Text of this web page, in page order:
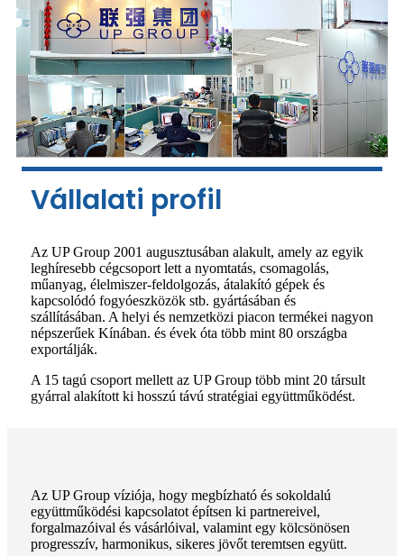
Vállalati profil
Az UP Group 2001 augusztusában alakult, amely az egyik
leghíresebb cégcsoport lett a nyomtatás, csomagolás,
műanyag, élelmiszer-feldolgozás, átalakító gépek és
kapcsolódó fogyóeszközök stb. gyártásában és
szállításában. A helyi és nemzetközi piacon termékei nagyon
népszerűek Kínában. és évek óta több mint 80 országba
exportálják.
A 15 tagú csoport mellett az UP Group több mint 20 társult
gyárral alakított ki hosszú távú stratégiai együttműködést.
Az UP Group víziója, hogy megbízható és sokoldalú
együttműködési kapcsolatot építsen ki partnereivel,
forgalmazóival és vásárlóival, valamint egy kölcsönösen
progresszív, harmonikus, sikeres jövőt teremtsen együtt.